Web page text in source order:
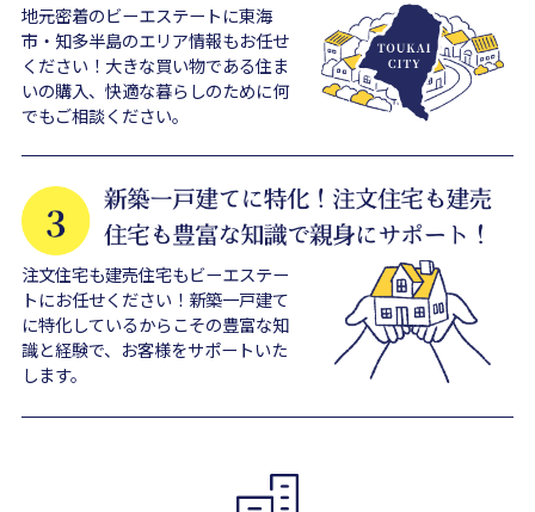
地元密着のビーエステートに東海
市・知多半島のエリア情報もお任せ
ください！大きな買い物である住ま
いの購入、快適な暮らしのために何
でもご相談ください。
注文住宅も建売住宅もビーエステー
トにお任せください！新築一戸建て
に特化しているからこその豊富な知
識と経験で、お客様をサポートいた
します。